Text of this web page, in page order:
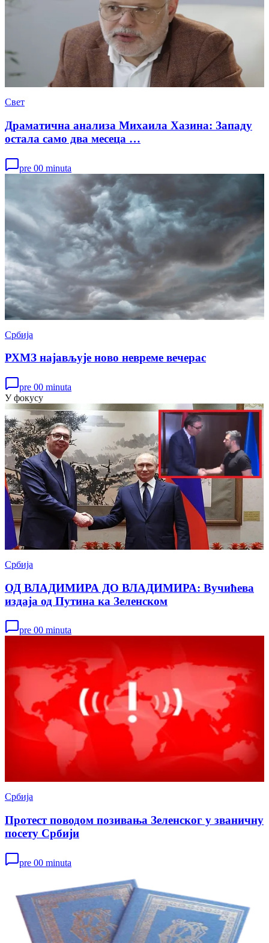
Свет
Драматична анализа Михаила Хазина: Западу
остала само два месеца …
pre 00 minuta
Србија
РХМЗ најављује ново невреме вечерас
pre 00 minuta
У фокусу
Србија
ОД ВЛАДИМИРА ДО ВЛАДИМИРА: Вучићева
издаја од Путина ка Зеленском
pre 00 minuta
Србија
Протест поводом позивања Зеленског у званичну
посету Србији
pre 00 minuta